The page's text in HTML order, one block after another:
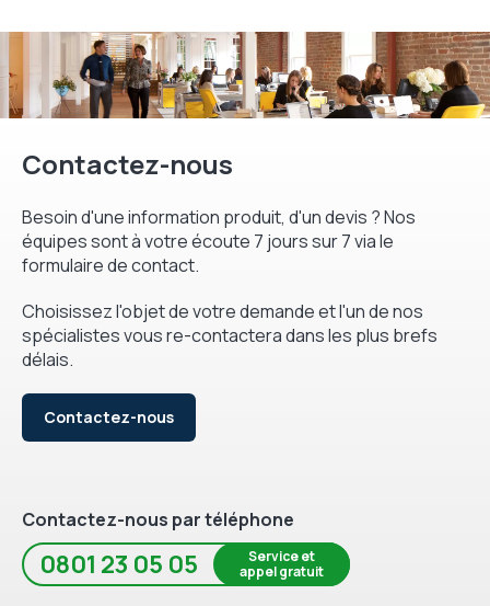
Contactez-nous
Besoin d'une information produit, d'un devis ? Nos
équipes sont à votre écoute 7 jours sur 7 via le
formulaire de contact.
Choisissez l'objet de votre demande et l'un de nos
spécialistes vous re-contactera dans les plus brefs
délais.
Contactez-nous
Contactez-nous par téléphone
0801 23 05 05
Service et
appel gratuit